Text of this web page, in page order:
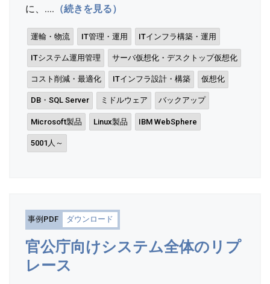
に、.... （続きを見る）
運輸・物流 IT管理・運用 ITインフラ構築・運用
ITシステム運用管理 サーバ仮想化・デスクトップ仮想化
コスト削減・最適化 ITインフラ設計・構築 仮想化
DB・SQL Server ミドルウェア バックアップ
Microsoft製品 Linux製品 IBM WebSphere
5001人～
事例PDF ダウンロード
官公庁向けシステム全体のリプ
レース